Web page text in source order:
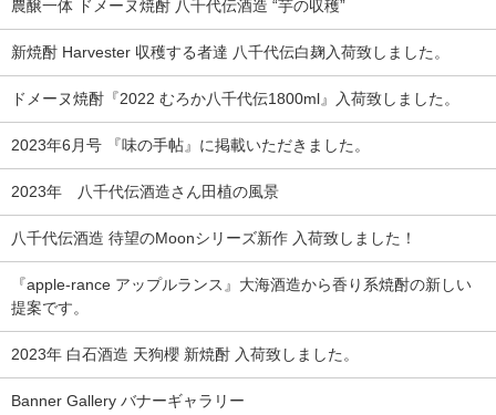
農醸一体 ドメーヌ焼酎 八千代伝酒造 “芋の収穫”
新焼酎 Harvester 収穫する者達 八千代伝白麹入荷致しました。
ドメーヌ焼酎『2022 むろか八千代伝1800ml』入荷致しました。
2023年6月号 『味の手帖』に掲載いただきました。
2023年 八千代伝酒造さん田植の風景
八千代伝酒造 待望のMoonシリーズ新作 入荷致しました！
『apple-rance アップルランス』大海酒造から香り系焼酎の新しい
提案です。
2023年 白石酒造 天狗櫻 新焼酎 入荷致しました。
Banner Gallery バナーギャラリー